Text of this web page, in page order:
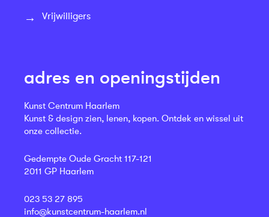
Vrijwilligers
adres en openingstijden
Kunst Centrum Haarlem
Kunst & design zien, lenen, kopen. Ontdek en wissel uit
onze collectie.
Gedempte Oude Gracht 117-121
2011 GP Haarlem
023 53 27 895
info@kunstcentrum-haarlem.nl